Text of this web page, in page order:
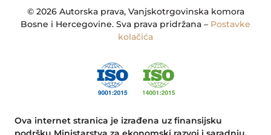
© 2026 Autorska prava, Vanjskotrgovinska komora
Bosne i Hercegovine. Sva prava pridržana – Postavke
kolačića
Ova internet stranica je izrađena uz finansijsku